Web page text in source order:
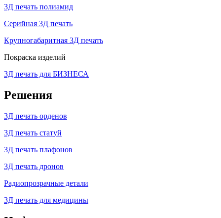
3Д печать полиамид
Серийная 3Д печать
Крупногабаритная 3Д печать
Покраска изделий
3Д печать для БИЗНЕСА
Решения
3Д печать орденов
3Д печать статуй
3Д печать плафонов
3Д печать дронов
Радиопрозрачные детали
3Д печать для медицины